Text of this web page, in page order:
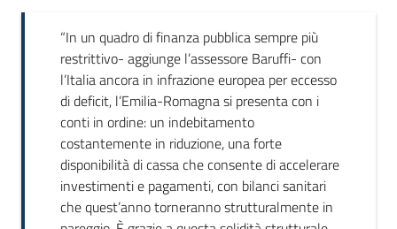
“In un quadro di finanza pubblica sempre più
restrittivo- aggiunge l’assessore Baruffi- con
l’Italia ancora in infrazione europea per eccesso
di deficit, l’Emilia-Romagna si presenta con i
conti in ordine: un indebitamento
costantemente in riduzione, una forte
disponibilità di cassa che consente di accelerare
investimenti e pagamenti, con bilanci sanitari
che quest’anno torneranno strutturalmente in